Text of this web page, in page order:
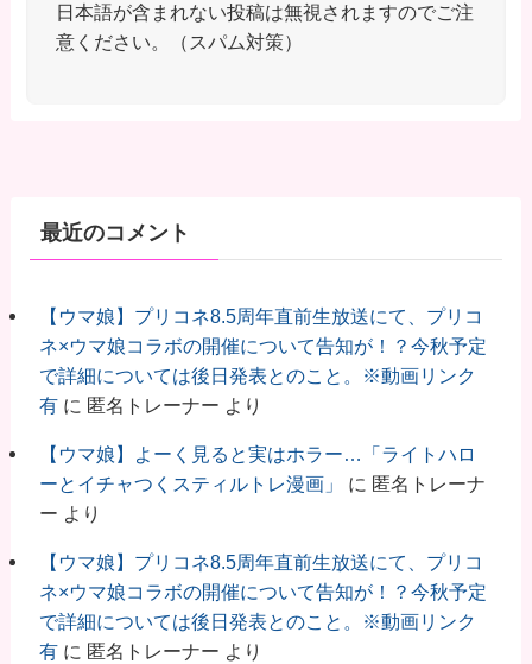
日本語が含まれない投稿は無視されますのでご注
意ください。（スパム対策）
最近のコメント
【ウマ娘】プリコネ8.5周年直前生放送にて、プリコ
ネ×ウマ娘コラボの開催について告知が！？今秋予定
で詳細については後日発表とのこと。※動画リンク
有に 匿名トレーナー より
【ウマ娘】よーく見ると実はホラー…「ライトハロ
ーとイチャつくスティルトレ漫画」
に 匿名トレーナ
ー より
【ウマ娘】プリコネ8.5周年直前生放送にて、プリコ
ネ×ウマ娘コラボの開催について告知が！？今秋予定
で詳細については後日発表とのこと。※動画リンク
有に 匿名トレーナー より